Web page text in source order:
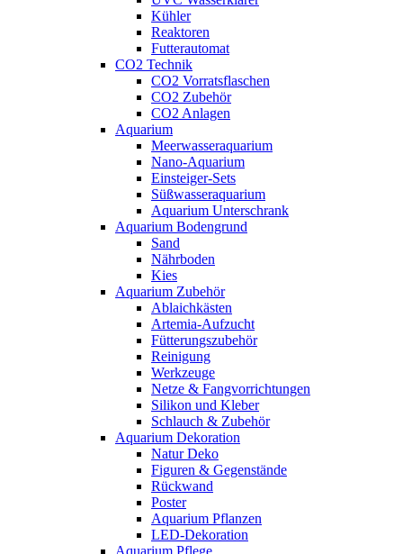
Kühler
Reaktoren
Futterautomat
CO2 Technik
CO2 Vorratsflaschen
CO2 Zubehör
CO2 Anlagen
Aquarium
Meerwasseraquarium
Nano-Aquarium
Einsteiger-Sets
Süßwasseraquarium
Aquarium Unterschrank
Aquarium Bodengrund
Sand
Nährboden
Kies
Aquarium Zubehör
Ablaichkästen
Artemia-Aufzucht
Fütterungszubehör
Reinigung
Werkzeuge
Netze & Fangvorrichtungen
Silikon und Kleber
Schlauch & Zubehör
Aquarium Dekoration
Natur Deko
Figuren & Gegenstände
Rückwand
Poster
Aquarium Pflanzen
LED-Dekoration
Aquarium Pflege